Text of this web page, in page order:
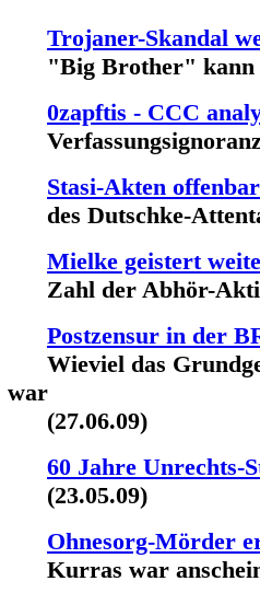
Trojaner-Skandal
"Big Brother" kann
0zapftis - CCC
Verfassungsignoranz
Stasi-Akten
des Dutschke-
Mielke geistert
Zahl der Abhör-
Postzensur in der
Wieviel das
war
(27.06.09)
60 Jahre Unrechts-
(23.05.09)
Ohnesorg-Mörder
Kurras war